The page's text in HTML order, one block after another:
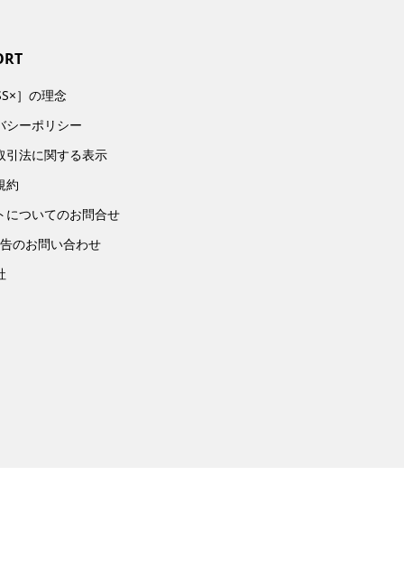
］の理念
シーポリシー
引法に関する表示
約
についてのお問合せ
のお問い合わせ